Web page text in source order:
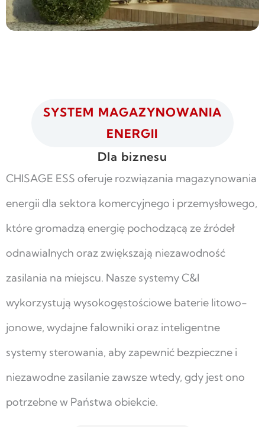
SYSTEM MAGAZYNOWANIA
ENERGII
Dla biznesu
CHISAGE ESS oferuje rozwiązania magazynowania
energii dla sektora komercyjnego i przemysłowego,
które gromadzą energię pochodzącą ze źródeł
odnawialnych oraz zwiększają niezawodność
zasilania na miejscu. Nasze systemy C&I
wykorzystują wysokogęstościowe baterie litowo-
jonowe, wydajne falowniki oraz inteligentne
systemy sterowania, aby zapewnić bezpieczne i
niezawodne zasilanie zawsze wtedy, gdy jest ono
potrzebne w Państwa obiekcie.